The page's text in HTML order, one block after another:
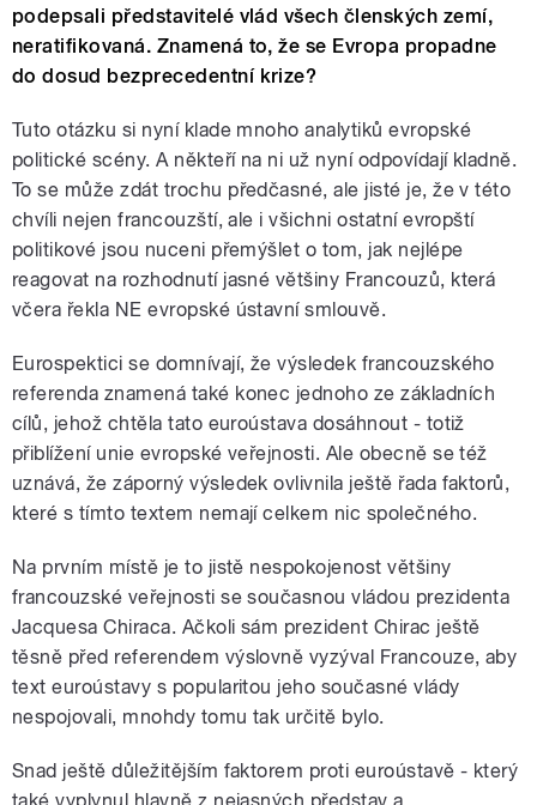
podepsali představitelé vlád všech členských zemí,
neratifikovaná. Znamená to, že se Evropa propadne
do dosud bezprecedentní krize?
Tuto otázku si nyní klade mnoho analytiků evropské
politické scény. A někteří na ni už nyní odpovídají kladně.
To se může zdát trochu předčasné, ale jisté je, že v této
chvíli nejen francouzští, ale i všichni ostatní evropští
politikové jsou nuceni přemýšlet o tom, jak nejlépe
reagovat na rozhodnutí jasné většiny Francouzů, která
včera řekla NE evropské ústavní smlouvě.
Eurospektici se domnívají, že výsledek francouzského
referenda znamená také konec jednoho ze základních
cílů, jehož chtěla tato euroústava dosáhnout - totiž
přiblížení unie evropské veřejnosti. Ale obecně se též
uznává, že záporný výsledek ovlivnila ještě řada faktorů,
které s tímto textem nemají celkem nic společného.
Na prvním místě je to jistě nespokojenost většiny
francouzské veřejnosti se současnou vládou prezidenta
Jacquesa Chiraca. Ačkoli sám prezident Chirac ještě
těsně před referendem výslovně vyzýval Francouze, aby
text euroústavy s popularitou jeho současné vlády
nespojovali, mnohdy tomu tak určitě bylo.
Snad ještě důležitějším faktorem proti euroústavě - který